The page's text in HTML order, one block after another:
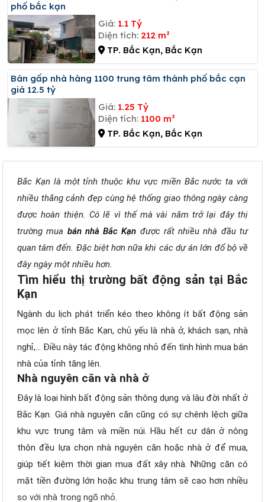
phố bắc kạn
Giá: 1.1 Tỷ
Diện tích: 212 m²
TP. Bắc Kạn, Bắc Kạn
Bán gấp nhà hàng 1100 trung tâm thành phố bắc cạn
giá 12.5 tỷ
Giá: 1.25 Tỷ
Diện tích: 1100 m²
TP. Bắc Kạn, Bắc Kạn
Bắc Kạn là một tỉnh thuộc khu vực miền Bắc nước ta với
nhiều thắng cảnh đẹp cùng hệ thống giao thông ngày càng
được hoàn thiện. Có lẽ vì thế mà vài năm trở lại đây thị
trường mua bán nhà Bắc Kạn được rất nhiều nhà đầu tư
quan tâm đến. Đặc biệt hơn nữa khi các dự án lớn đổ bộ về
đây ngày một nhiều hơn.
Tìm hiểu thị trường bất động sản tại Bắc
Kạn
Ngành du lịch phát triển kéo theo không ít bất động sản
mọc lên ở tỉnh Bắc Kạn, chủ yếu là nhà ở, khách sạn, nhà
nghỉ,... Điều này tác động không nhỏ đến tình hình mua bán
nhà của tỉnh tăng lên.
Nhà nguyên căn và nhà ở
Đây là loại hình bất động sản thông dụng và lâu đời nhất ở
Bắc Kạn. Giá nhà nguyên căn cũng có sự chênh lệch giữa
khu vực trung tâm và miền núi. Hầu hết cư dân ở nông
thôn đều lựa chọn nhà nguyên căn hoặc nhà ở để mua,
giúp tiết kiệm thời gian mua đất xây nhà. Những căn có
mặt tiền đường lớn hoặc khu trung tâm sẽ cao hơn nhiều
so với nhà trong ngõ nhỏ.